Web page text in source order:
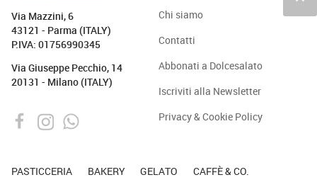
Via Mazzini, 6
43121 - Parma (ITALY)
P.IVA: 01756990345
Via Giuseppe Pecchio, 14
20131 - Milano (ITALY)
Chi siamo
Contatti
Abbonati a Dolcesalato
Iscriviti alla Newsletter
Privacy & Cookie Policy
PASTICCERIA BAKERY GELATO CAFFÈ & CO.